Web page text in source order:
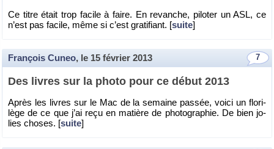
Ce titre était trop fa­cile à faire. En re­vanche, pi­lo­ter un ASL, ce
n’est pas fa­cile, même si c’est gra­ti­fiant. [suite]
7
François Cuneo, le 15 février 2013
Des livres sur la photo pour ce début 2013
Après les livres sur le Mac de la se­maine pas­sée, voici un flo­ri­
lège de ce que j’ai reçu en ma­tière de pho­to­gra­phie. De bien jo­
lies choses. [suite]